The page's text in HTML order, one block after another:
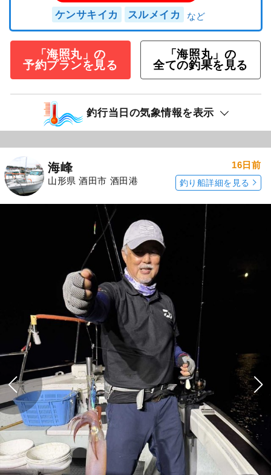
ケンサキイカ スルメイカ
「海照丸」の
予約プランを見る
「海照丸」の
全ての釣果を見る
釣行当日の気象情報を表示
海峰
山形県 酒田市 酒田港
16日前
釣り船詳細を見る